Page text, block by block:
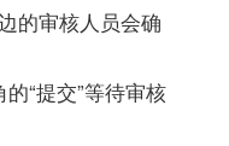
的审核人员会确
“提交”等待审核